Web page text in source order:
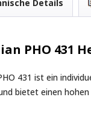
Details
PHO 431
431 ist ein
bietet einen